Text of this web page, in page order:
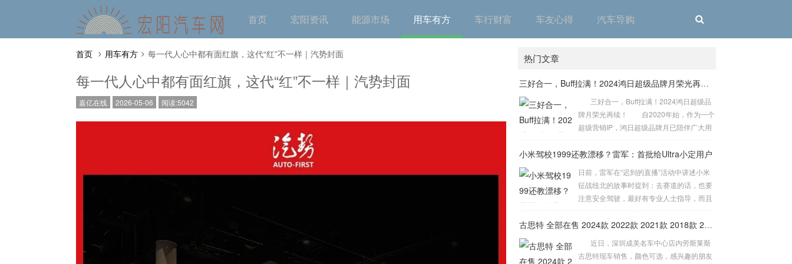
首页 宏阳资讯 能源市场 用车有方 车行财富 车友心得 汽车导购
首页 用车有方 每一代人心中都有面红旗，这代“红”不一样｜汽势封面
每一代人心中都有面红旗，这代“红”不一样｜汽势封面
嘉亿在线 2026-05-06 阅读:5042
热门文章
​三好合一，Buff拉满！2024鸿日超级品牌月荣光再续！
三好合一，Buff拉满！2024鸿日超级品
牌月荣光再续！ 自2020年始，作为一个
超级营销IP，鸿日超级品牌月已陪伴广大用
的大考：如何给用户带来“新鲜感”？如何真
面对这一系列的难题与挑战，2024鸿日超级
品牌月将“好产品”、“好优...
小米驾校1999还教漂移？雷军：首批给Ultra小定用户
日前，雷军在“迟到的直播”活动中讲述小米
征战纽北的故事时提到：去赛道的话，也要
注意安全驾驶，最好有专业人士指导，而且
部的培训课程能不能搞成一个驾校，让我们
主提供三项高级驾驶培训课程，包括内部高
古思特 全部在售 2024款 2022款 2021款 2018款 2016款 2015款深圳成美名车中心劳斯莱斯古思特限时优惠 目前503万元起售
近日，深圳成美名车中心店内劳斯莱斯
古思特现车销售，颜色可选，感兴趣的朋友